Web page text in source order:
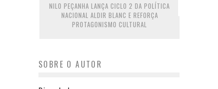
NILO PEÇANHA LANÇA CICLO 2 DA POLÍTICA
NACIONAL ALDIR BLANC E REFORÇA
PROTAGONISMO CULTURAL
SOBRE O AUTOR